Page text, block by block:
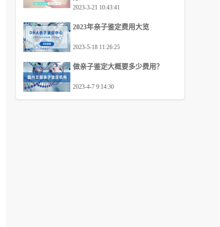
2023-3-21 10:43:41
2023年亲子鉴定费用大览
2023-5-18 11:26:25
做亲子鉴定大概要多少费用？
2023-4-7 9:14:30